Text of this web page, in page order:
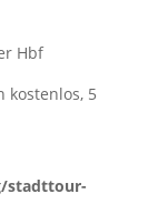
Hbf
kostenlos, 5
stadttour-